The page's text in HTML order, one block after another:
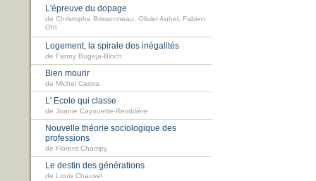
L'épreuve du dopage
de Christophe Brissonneau, Olivier Aubel, Fabien
Ohl
Logement, la spirale des inégalités
de Fanny Bugeja-Bloch
Bien mourir
de Michel Castra
L' Ecole qui classe
de Joanie Cayouette-Remblière
Nouvelle théorie sociologique des
professions
de Florent Champy
Le destin des générations
de Louis Chauvel